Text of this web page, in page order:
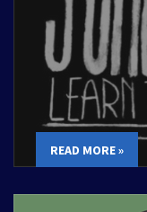
READ MORE »